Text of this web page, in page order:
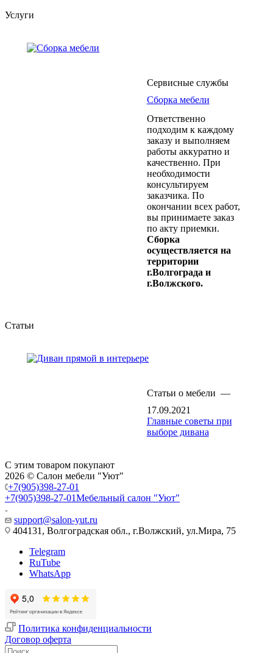
Услуги
Сервисные службы
Сборка мебели
Ответственно
подходим к каждому
заказу и выполняем
работы аккуратно и
качественно. При
необходимости
консультируем
заказчика. По
окончании всех работ,
вы принимаете заказ
по акту приемки.
Сборка
осуществляется на
территории
г.Волгограда и
г.Волжского.
Статьи
Статьи о мебели —
17.09.2021
Главные советы при
выборе дивана
С этим товаром покупают
2026 © Салон мебели "Уют"
+7(905)398-27-01
+7(905)398-27-01Мебельный салон "Уют"
support@salon-yut.ru
404131, Волгоградская обл., г.Волжский, ул.Мира, 75
Telegram
RuTube
WhatsApp
Политика конфиденциальности
Договор оферта